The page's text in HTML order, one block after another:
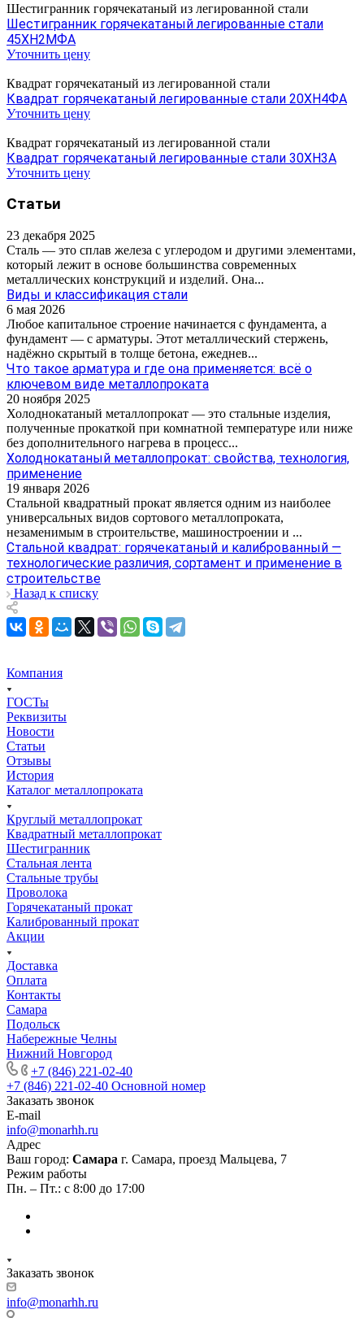
Шестигранник горячекатаный из легированной стали
Шестигранник горячекатаный легированные стали
45ХН2МФА
Уточнить цену
Квадрат горячекатаный из легированной стали
Квадрат горячекатаный легированные стали 20ХН4ФА
Уточнить цену
Квадрат горячекатаный из легированной стали
Квадрат горячекатаный легированные стали 30ХН3А
Уточнить цену
Статьи
23 декабря 2025
Сталь — это сплав железа с углеродом и другими элементами,
который лежит в основе большинства современных
металлических конструкций и изделий. Она...
Виды и классификация стали
6 мая 2026
Любое капитальное строение начинается с фундамента, а
фундамент — с арматуры. Этот металлический стержень,
надёжно скрытый в толще бетона, ежеднев...
Что такое арматура и где она применяется: всё о
ключевом виде металлопроката
20 ноября 2025
Холоднокатаный металлопрокат — это стальные изделия,
полученные прокаткой при комнатной температуре или ниже
без дополнительного нагрева в процесс...
Холоднокатаный металлопрокат: свойства, технология,
применение
19 января 2026
Стальной квадратный прокат является одним из наиболее
универсальных видов сортового металлопроката,
незаменимым в строительстве, машиностроении и ...
Стальной квадрат: горячекатаный и калиброванный —
технологические различия, сортамент и применение в
строительстве
Назад к списку
Компания
ГОСТы
Реквизиты
Новости
Статьи
Отзывы
История
Каталог металлопроката
Круглый металлопрокат
Квадратный металлопрокат
Шестигранник
Стальная лента
Стальные трубы
Проволока
Горячекатаный прокат
Калиброванный прокат
Акции
Доставка
Оплата
Контакты
Самара
Подольск
Набережные Челны
Нижний Новгород
+7 (846) 221-02-40
+7 (846) 221-02-40 Основной номер
Заказать звонок
E-mail
info@monarhh.ru
Адрес
Ваш город: Самара г. Самара, проезд Мальцева, 7
Режим работы
Пн. – Пт.: с 8:00 до 17:00
Заказать звонок
info@monarhh.ru